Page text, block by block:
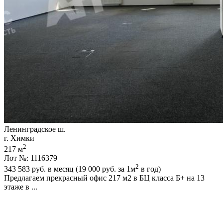
Ленинградское ш.
г. Химки
217 м2
Лот №: 1116379
343 583 руб. в месяц (19 000 руб. за 1м2 в год)
Предлагаем прекрасный офис 217 м2 в БЦ класса Б+ на 13
этаже в ...